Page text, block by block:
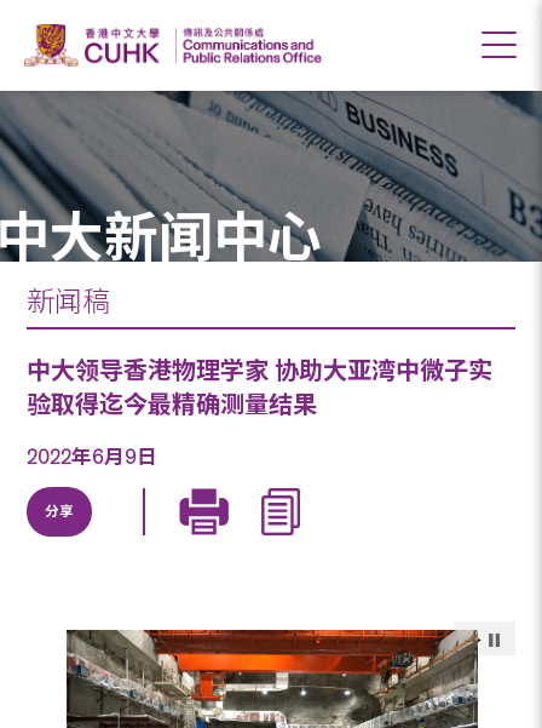
大新闻中心
新闻稿
中大领导香港物理学家 协助大亚湾中微子实
验取得迄今最精确测量结果
2022年6月9日
分享